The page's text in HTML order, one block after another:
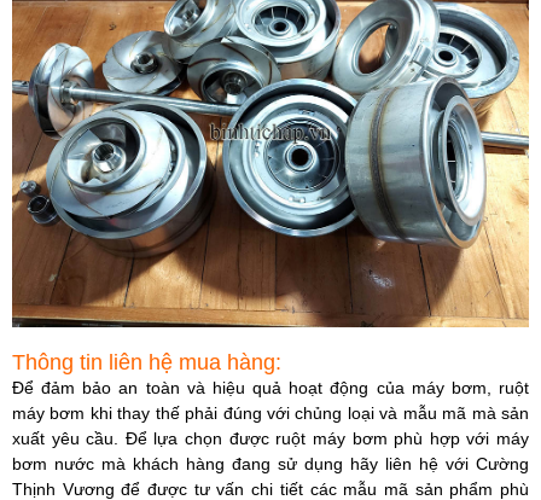
Thông tin liên hệ mua hàng:
Để đảm bảo an toàn và hiệu quả hoạt động của máy bơm, ruột
máy bơm khi thay thế phải đúng với chủng loại và mẫu mã mà sản
xuất yêu cầu. Để lựa chọn được ruột máy bơm phù hợp với máy
bơm nước mà khách hàng đang sử dụng hãy liên hệ với Cường
Thịnh Vương để được tư vấn chi tiết các mẫu mã sản phẩm phù